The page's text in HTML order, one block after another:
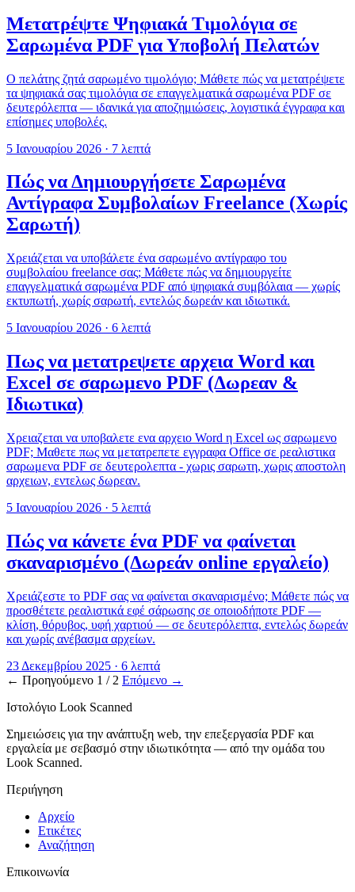
Μετατρέψτε Ψηφιακά Τιμολόγια σε
Σαρωμένα PDF για Υποβολή Πελατών
Ο πελάτης ζητά σαρωμένο τιμολόγιο; Μάθετε πώς να μετατρέψετε
τα ψηφιακά σας τιμολόγια σε επαγγελματικά σαρωμένα PDF σε
δευτερόλεπτα — ιδανικά για αποζημιώσεις, λογιστικά έγγραφα και
επίσημες υποβολές.
5 Ιανουαρίου 2026 · 7 λεπτά
Πώς να Δημιουργήσετε Σαρωμένα
Αντίγραφα Συμβολαίων Freelance (Χωρίς
Σαρωτή)
Χρειάζεται να υποβάλετε ένα σαρωμένο αντίγραφο του
συμβολαίου freelance σας; Μάθετε πώς να δημιουργείτε
επαγγελματικά σαρωμένα PDF από ψηφιακά συμβόλαια — χωρίς
εκτυπωτή, χωρίς σαρωτή, εντελώς δωρεάν και ιδιωτικά.
5 Ιανουαρίου 2026 · 6 λεπτά
Πως να μετατρεψετε αρχεια Word και
Excel σε σαρωμενο PDF (Δωρεαν &
Ιδιωτικα)
Χρειαζεται να υποβαλετε ενα αρχειο Word η Excel ως σαρωμενο
PDF; Μαθετε πως να μετατρεπετε εγγραφα Office σε ρεαλιστικα
σαρωμενα PDF σε δευτερολεπτα - χωρις σαρωτη, χωρις αποστολη
αρχειων, εντελως δωρεαν.
5 Ιανουαρίου 2026 · 5 λεπτά
Πώς να κάνετε ένα PDF να φαίνεται
σκαναρισμένο (Δωρεάν online εργαλείο)
Χρειάζεστε το PDF σας να φαίνεται σκαναρισμένο; Μάθετε πώς να
προσθέτετε ρεαλιστικά εφέ σάρωσης σε οποιοδήποτε PDF —
κλίση, θόρυβος, υφή χαρτιού — σε δευτερόλεπτα, εντελώς δωρεάν
και χωρίς ανέβασμα αρχείων.
23 Δεκεμβρίου 2025 · 6 λεπτά
← Προηγούμενο 1 / 2 Επόμενο →
Ιστολόγιο Look Scanned
Σημειώσεις για την ανάπτυξη web, την επεξεργασία PDF και
εργαλεία με σεβασμό στην ιδιωτικότητα — από την ομάδα του
Look Scanned.
Περιήγηση
Αρχείο
Ετικέτες
Αναζήτηση
Επικοινωνία